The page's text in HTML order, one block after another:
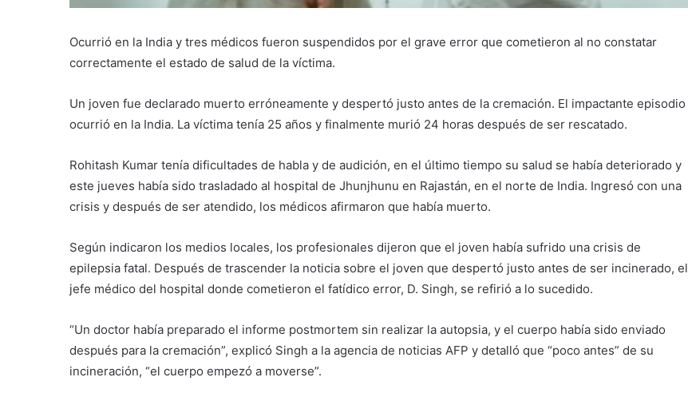
Ocurrió en la India y tres médicos fueron suspendidos por el grave error que cometieron al no constatar
correctamente el estado de salud de la víctima.
Un joven fue declarado muerto erróneamente y despertó justo antes de la cremación. El impactante episodio
ocurrió en la India. La víctima tenía 25 años y finalmente murió 24 horas después de ser rescatado.
Rohitash Kumar tenía dificultades de habla y de audición, en el último tiempo su salud se había deteriorado y
este jueves había sido trasladado al hospital de Jhunjhunu en Rajastán, en el norte de India. Ingresó con una
crisis y después de ser atendido, los médicos afirmaron que había muerto.
Según indicaron los medios locales, los profesionales dijeron que el joven había sufrido una crisis de
epilepsia fatal. Después de trascender la noticia sobre el joven que despertó justo antes de ser incinerado, el
jefe médico del hospital donde cometieron el fatídico error, D. Singh, se refirió a lo sucedido.
“Un doctor había preparado el informe postmortem sin realizar la autopsia, y el cuerpo había sido enviado
después para la cremación”, explicó Singh a la agencia de noticias AFP y detalló que “poco antes” de su
incineración, “el cuerpo empezó a moverse”.